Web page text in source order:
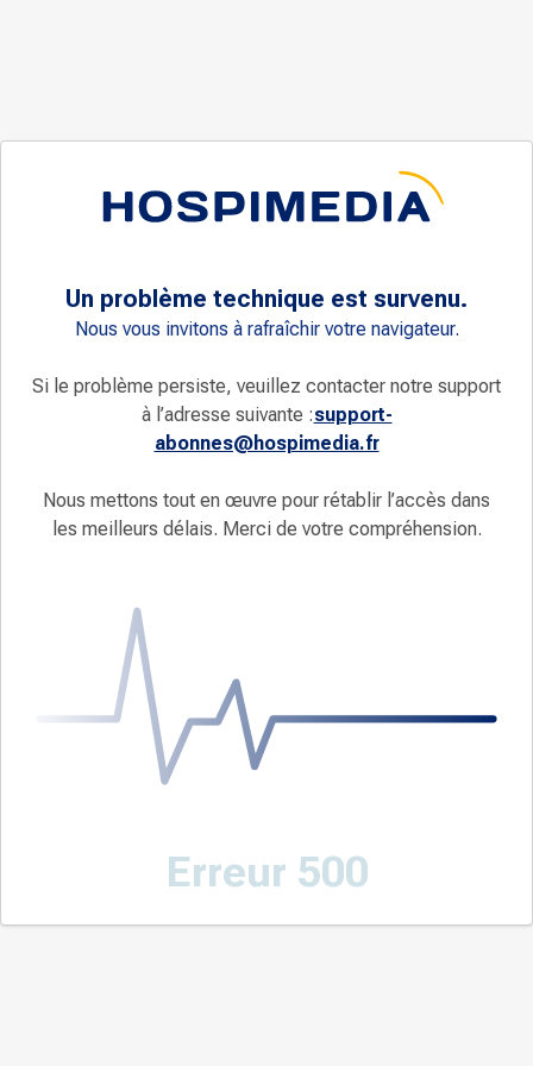
Un problème technique est survenu.
Nous vous invitons à rafraîchir votre navigateur.
Si le problème persiste, veuillez contacter notre support
à l’adresse suivante :support-
abonnes@hospimedia.fr
Nous mettons tout en œuvre pour rétablir l’accès dans
les meilleurs délais. Merci de votre compréhension.
Erreur 500